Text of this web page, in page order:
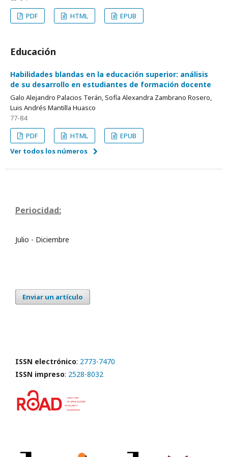
PDF
HTML EPUB
Educación
Habilidades blandas en la educación superior: análisis
de su desarrollo en estudiantes de formación docente
Galo Alejandro Palacios Terán, Sofía Alexandra Zambrano Rosero,
Luis Andrés Mantilla Huasco
77-84
PDF
HTML
EPUB
Ver todos los números
Periocidad:
Julio - Diciembre
Enviar un artículo
ISSN electrónico: 2773-7470
ISSN impreso: 2528-8032